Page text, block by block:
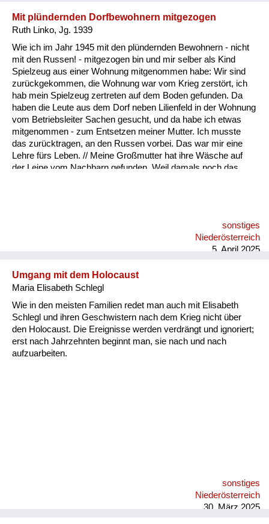
Mit plündernden Dorfbewohnern mitgezogen
Ruth Linko, Jg. 1939
Wie ich im Jahr 1945 mit den plündernden Bewohnern - nicht
mit den Russen! - mitgezogen bin und mir selber als Kind
Spielzeug aus einer Wohnung mitgenommen habe: Wir sind
zurückgekommen, die Wohnung war vom Krieg zerstört, ich
hab mein Spielzeug zertreten auf dem Boden gefunden. Da
haben die Leute aus dem Dorf neben Lilienfeld in der Wohnung
vom Betriebsleiter Sachen gesucht, und da habe ich etwas
mitgenommen - zum Entsetzen meiner Mutter. Ich musste
das zurücktragen, an den Russen vorbei. Das war mir eine
Lehre fürs Leben. // Meine Großmutter hat ihre Wäsche auf
der Leine vom Nachbarn gefunden. Weil damals noch das
sonstiges
Niederösterreich
5. April 2025
Umgang mit dem Holocaust
Maria Elisabeth Schlegl
Wie in den meisten Familien redet man auch mit Elisabeth
Schlegl und ihren Geschwistern nach dem Krieg nicht über
den Holocaust. Die Ereignisse werden verdrängt und ignoriert;
erst nach Jahrzehnten beginnt man, sie nach und nach
aufzuarbeiten.
sonstiges
Niederösterreich
30. März 2025